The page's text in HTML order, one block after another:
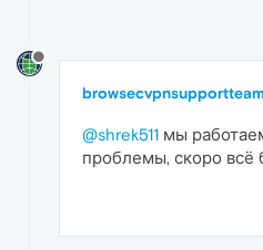
browsecvpnsupportteam
@shrek511 мы
проблемы, скоро всё